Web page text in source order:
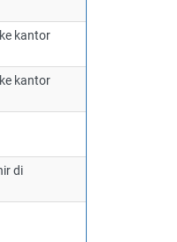
kantor
kantor
di